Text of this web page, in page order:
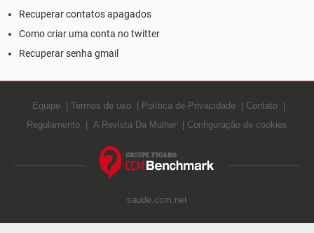
Recuperar contatos apagados
Como criar uma conta no twitter
Recuperar senha gmail
Equipe Termos de uso Política de Privacidade
Contato
Regulamento
A Revista Da Mulher Configuração de cookies
saude.ccm.net